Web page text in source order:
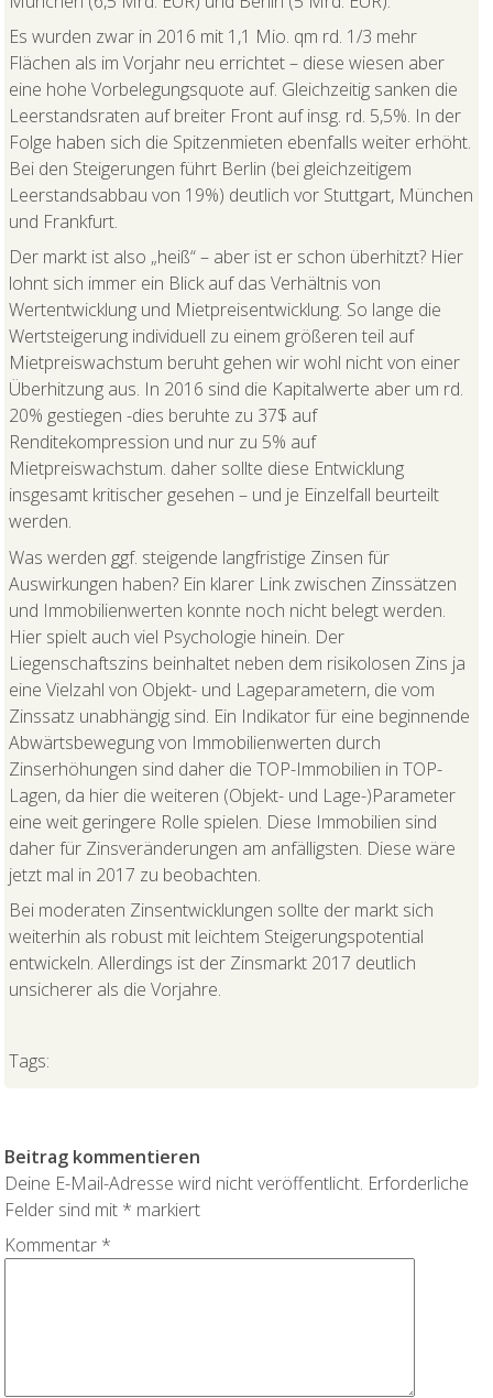
Es wurden zwar in 2016 mit 1,1 Mio. qm rd. 1/3 mehr
Flächen als im Vorjahr neu errichtet – diese wiesen aber
eine hohe Vorbelegungsquote auf. Gleichzeitig sanken die
Leerstandsraten auf breiter Front auf insg. rd. 5,5%. In der
Folge haben sich die Spitzenmieten ebenfalls weiter erhöht.
Bei den Steigerungen führt Berlin (bei gleichzeitigem
Leerstandsabbau von 19%) deutlich vor Stuttgart, München
und Frankfurt.
Der markt ist also „heiß“ – aber ist er schon überhitzt? Hier
lohnt sich immer ein Blick auf das Verhältnis von
Wertentwicklung und Mietpreisentwicklung. So lange die
Wertsteigerung individuell zu einem größeren teil auf
Mietpreiswachstum beruht gehen wir wohl nicht von einer
Überhitzung aus. In 2016 sind die Kapitalwerte aber um rd.
20% gestiegen -dies beruhte zu 37$ auf
Renditekompression und nur zu 5% auf
Mietpreiswachstum. daher sollte diese Entwicklung
insgesamt kritischer gesehen – und je Einzelfall beurteilt
werden.
Was werden ggf. steigende langfristige Zinsen für
Auswirkungen haben? Ein klarer Link zwischen Zinssätzen
und Immobilienwerten konnte noch nicht belegt werden.
Hier spielt auch viel Psychologie hinein. Der
Liegenschaftszins beinhaltet neben dem risikolosen Zins ja
eine Vielzahl von Objekt- und Lageparametern, die vom
Zinssatz unabhängig sind. Ein Indikator für eine beginnende
Abwärtsbewegung von Immobilienwerten durch
Zinserhöhungen sind daher die TOP-Immobilien in TOP-
Lagen, da hier die weiteren (Objekt- und Lage-)Parameter
eine weit geringere Rolle spielen. Diese Immobilien sind
daher für Zinsveränderungen am anfälligsten. Diese wäre
jetzt mal in 2017 zu beobachten.
Bei moderaten Zinsentwicklungen sollte der markt sich
weiterhin als robust mit leichtem Steigerungspotential
entwickeln. Allerdings ist der Zinsmarkt 2017 deutlich
unsicherer als die Vorjahre.
Tags:
Beitrag kommentieren
Deine E-Mail-Adresse wird nicht veröffentlicht. Erforderliche
Felder sind mit * markiert
Kommentar *